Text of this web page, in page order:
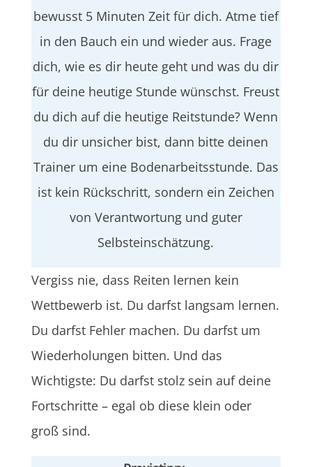
bewusst 5 Minuten Zeit für dich. Atme tief
in den Bauch ein und wieder aus. Frage
dich, wie es dir heute geht und was du dir
für deine heutige Stunde wünschst. Freust
du dich auf die heutige Reitstunde? Wenn
du dir unsicher bist, dann bitte deinen
Trainer um eine Bodenarbeitsstunde. Das
ist kein Rückschritt, sondern ein Zeichen
von Verantwortung und guter
Selbsteinschätzung.
Vergiss nie, dass Reiten lernen kein
Wettbewerb ist. Du darfst langsam lernen.
Du darfst Fehler machen. Du darfst um
Wiederholungen bitten. Und das
Wichtigste: Du darfst stolz sein auf deine
Fortschritte – egal ob diese klein oder
groß sind.